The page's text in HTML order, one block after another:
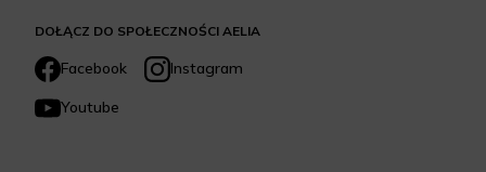
DOŁĄCZ DO SPOŁECZNOŚCI AELIA
Facebook
Instagram
Youtube